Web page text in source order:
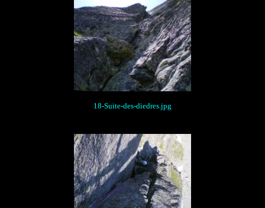
18-Suite-des-diedres.jpg